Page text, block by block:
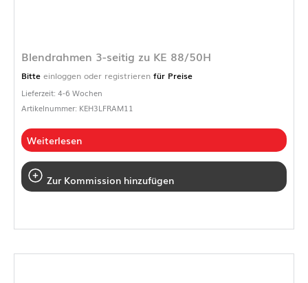
Blendrahmen 3-seitig zu KE 88/50H
Bitte einloggen oder registrieren für Preise
Lieferzeit: 4-6 Wochen
Artikelnummer: KEH3LFRAM11
Weiterlesen
Zur Kommission hinzufügen